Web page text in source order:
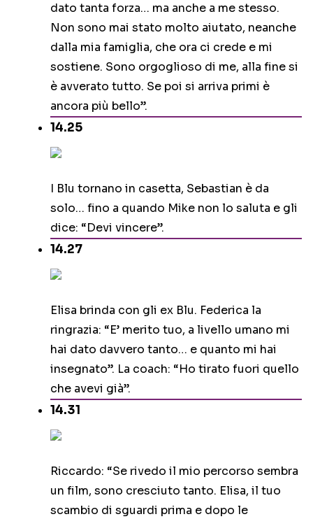
dato tanta forza… ma anche a me stesso.
Non sono mai stato molto aiutato, neanche
dalla mia famiglia, che ora ci crede e mi
sostiene. Sono orgoglioso di me, alla fine si
è avverato tutto. Se poi si arriva primi è
ancora più bello”.
14.25
I Blu tornano in casetta, Sebastian è da
solo… fino a quando Mike non lo saluta e gli
dice: “Devi vincere”.
14.27
Elisa brinda con gli ex Blu. Federica la
ringrazia: “E’ merito tuo, a livello umano mi
hai dato davvero tanto… e quanto mi hai
insegnato”. La coach: “Ho tirato fuori quello
che avevi già”.
14.31
Riccardo: “Se rivedo il mio percorso sembra
un film, sono cresciuto tanto. Elisa, il tuo
scambio di sguardi prima e dopo le